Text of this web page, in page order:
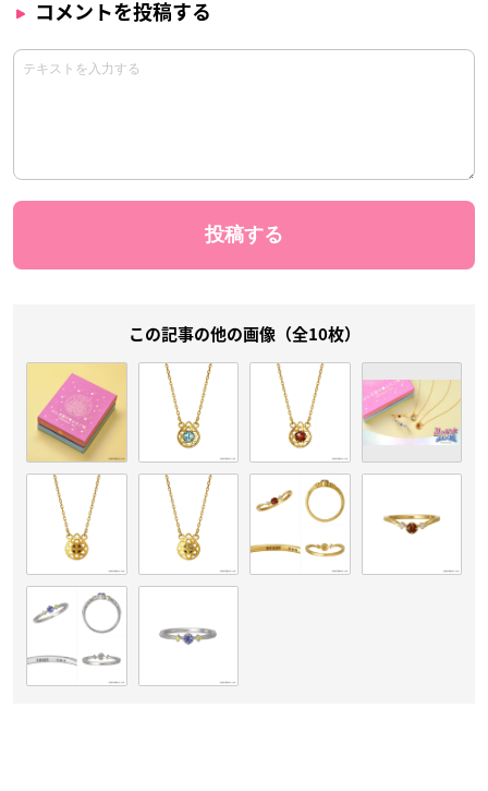
コメントを投稿する
この記事の他の画像（全10枚）